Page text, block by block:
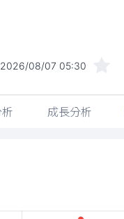
2026/08/07 05:30
成長分析